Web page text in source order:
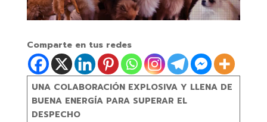
Comparte en tus redes
UNA COLABORACIÓN EXPLOSIVA Y LLENA DE
BUENA ENERGÍA PARA SUPERAR EL
DESPECHO